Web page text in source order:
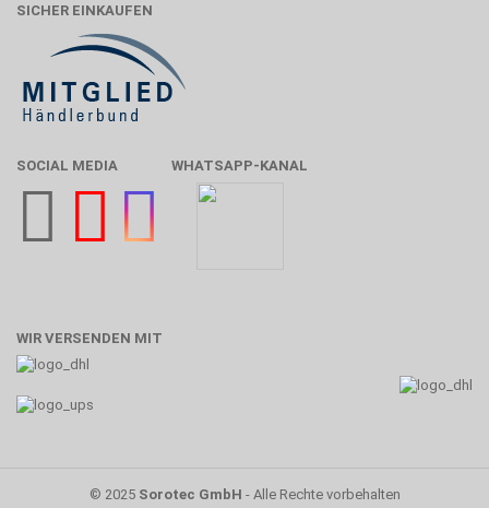
SICHER EINKAUFEN
SOCIAL MEDIA WHATSAPP-KANAL
WIR VERSENDEN MIT
© 2025 Sorotec GmbH - Alle Rechte vorbehalten